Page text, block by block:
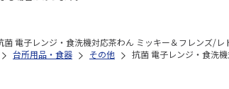
菌 電子レンジ・食洗機対応茶わん ミッキー＆フレンズ/レ
台所用品・食器 その他 抗菌 電子レンジ・食洗